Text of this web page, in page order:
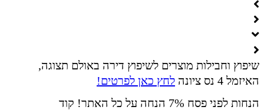
שיפוץ וחבילות מוצרים לשיפוץ דירה באולם תצוגה,
האיזמל 4 נס ציונה
לחץ כאן לפרטים!
הנחות לפני פסח 7% הנחה על כל האתר! קוד